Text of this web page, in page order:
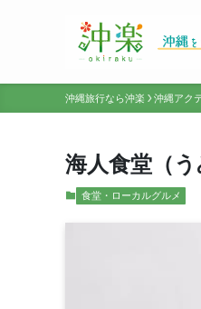
沖縄旅行なら沖楽 沖縄アク
海人食堂（
食堂・ローカルグルメ